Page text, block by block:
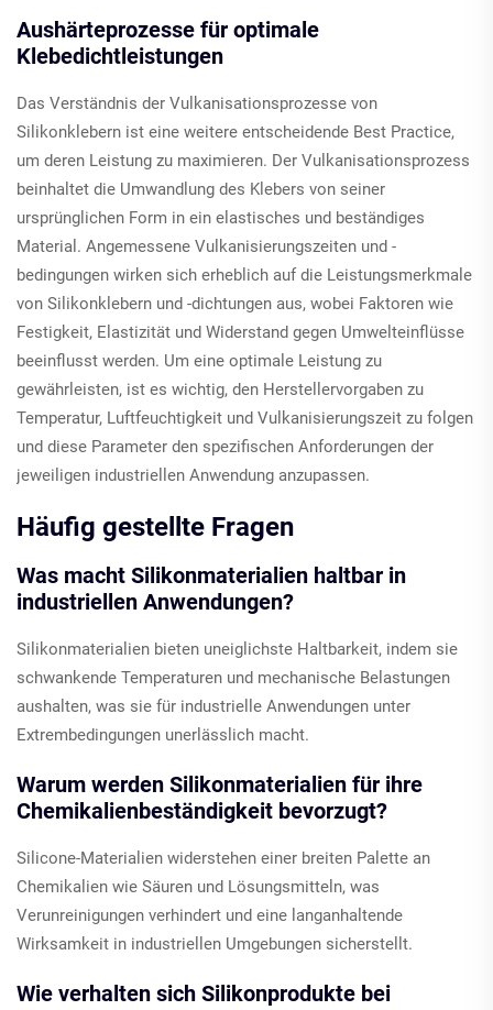
Aushärteprozesse für optimale
Klebedichtleistungen
Das Verständnis der Vulkanisationsprozesse von
Silikonklebern ist eine weitere entscheidende Best Practice,
um deren Leistung zu maximieren. Der Vulkanisationsprozess
beinhaltet die Umwandlung des Klebers von seiner
ursprünglichen Form in ein elastisches und beständiges
Material. Angemessene Vulkanisierungszeiten und -
bedingungen wirken sich erheblich auf die Leistungsmerkmale
von Silikonklebern und -dichtungen aus, wobei Faktoren wie
Festigkeit, Elastizität und Widerstand gegen Umwelteinflüsse
beeinflusst werden. Um eine optimale Leistung zu
gewährleisten, ist es wichtig, den Herstellervorgaben zu
Temperatur, Luftfeuchtigkeit und Vulkanisierungszeit zu folgen
und diese Parameter den spezifischen Anforderungen der
jeweiligen industriellen Anwendung anzupassen.
Häufig gestellte Fragen
Was macht Silikonmaterialien haltbar in
industriellen Anwendungen?
Silikonmaterialien bieten uneiglichste Haltbarkeit, indem sie
schwankende Temperaturen und mechanische Belastungen
aushalten, was sie für industrielle Anwendungen unter
Extrembedingungen unerlässlich macht.
Warum werden Silikonmaterialien für ihre
Chemikalienbeständigkeit bevorzugt?
Silicone-Materialien widerstehen einer breiten Palette an
Chemikalien wie Säuren und Lösungsmitteln, was
Verunreinigungen verhindert und eine langanhaltende
Wirksamkeit in industriellen Umgebungen sicherstellt.
Wie verhalten sich Silikonprodukte bei